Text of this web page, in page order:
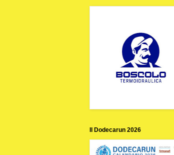
Il Dodecarun 2026